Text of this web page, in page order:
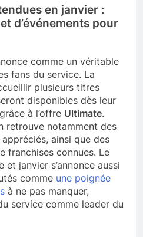
en janvier :
d’événements pour
comme un véritable
fans du service. La
plusieurs titres
disponibles dès leur
à l’offre Ultimate.
retrouve notamment des
ainsi que des
franchises connues. Le
janvier s’annonce aussi
comme une poignée
à ne pas manquer,
service comme leader du